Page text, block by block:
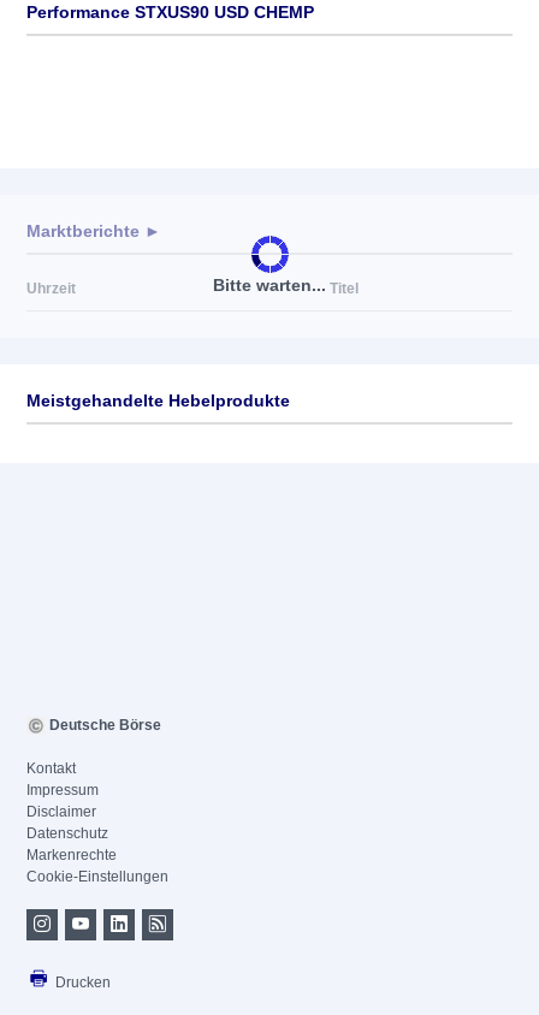
Performance STXUS90 USD CHEMP
Bitte warten...
Marktberichte ►
Uhrzeit Titel
Meistgehandelte Hebelprodukte
Deutsche Börse
Kontakt
Impressum
Disclaimer
Datenschutz
Markenrechte
Cookie-Einstellungen
Drucken